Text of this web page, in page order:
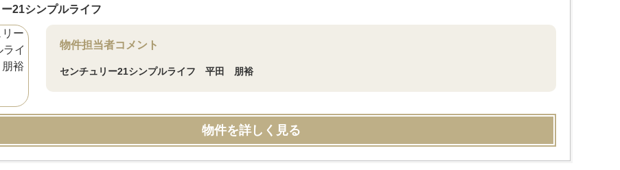
21シンプルライフ
物件担当者コメント
センチュリー21シンプルライフ 平田 朋裕
物件を詳しく見る